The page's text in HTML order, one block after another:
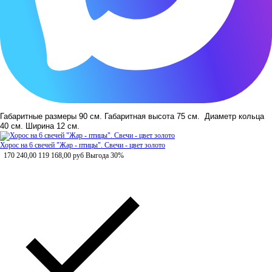
Габаритные размеры 90 см. Габаритная высота 75 см. Диаметр кольца
40 см. Ширина 12 см.
Хорос на 6 свечей "Жар - птицы". Свечи - цвет золото
170 240,00 119 168,00 руб Выгода 30%